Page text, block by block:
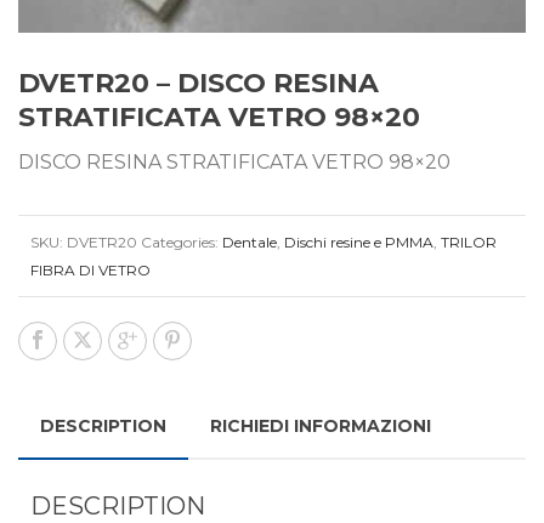
DVETR20 – DISCO RESINA
STRATIFICATA VETRO 98×20
DISCO RESINA STRATIFICATA VETRO 98×20
SKU: DVETR20 Categories: Dentale, Dischi resine e PMMA, TRILOR
FIBRA DI VETRO
DESCRIPTION RICHIEDI INFORMAZIONI
DESCRIPTION